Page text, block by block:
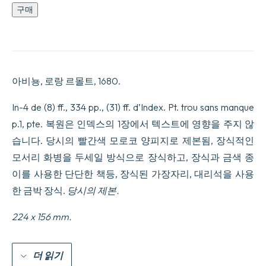
STATUTA
INCLYTAE
statutis
Civitatis
aliquot
capita,
quibus
per
dicta
moderna
Statuta
derogatum
est...
수
구매
아비뇽, 로랑 르몰트, 1680.
In-4 de (8) ff., 334 pp., (31) ff. d’Index. Pt. trou sans manque
p.1, pte. 복원은 인덱스의 1장에서 텍스트에 영향을 주지 않
습니다. 당시의 빨간색 모로코 양피지로 제본됨, 장식적인
모서리 화병을 두세일 방식으로 장식하고, 장식과 금색 종
이를 사용한 단단한 책등, 장식된 가장자리, 대리석을 사용
한 금박 장식. 당시의 제본.
224 x 156 mm.
더 읽기